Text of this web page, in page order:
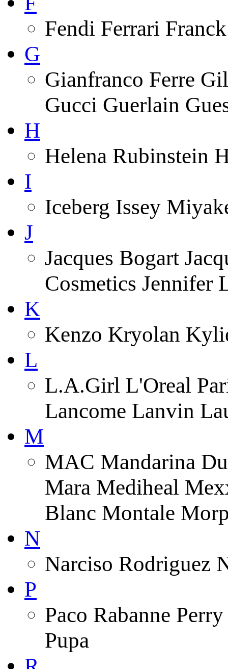
Fendi Ferrari
G
Gianfranco Ferre
Gucci Guerlain
H
Helena Rubinstein
I
Iceberg Issey
J
Jacques Bogart
Cosmetics Jennifer
K
Kenzo Kryolan
L
L.A.Girl L'Oreal
Lancome Lanvin
M
MAC Mandarina
Mara Mediheal
Blanc Montale
N
Narciso Rodriguez
P
Paco Rabanne
Pupa